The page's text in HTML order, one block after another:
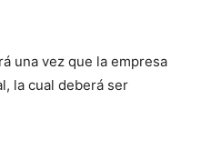
una vez que la empresa
la cual deberá ser